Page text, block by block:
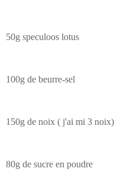
50g speculoos lotus
100g de beurre-sel
150g de noix ( j'ai mi 3 noix)
80g de sucre en poudre